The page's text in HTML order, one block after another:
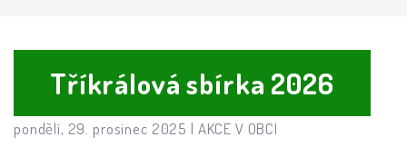
Tříkrálová sbírka 2026
pondělí, 29. prosinec 2025 | AKCE V OBCI